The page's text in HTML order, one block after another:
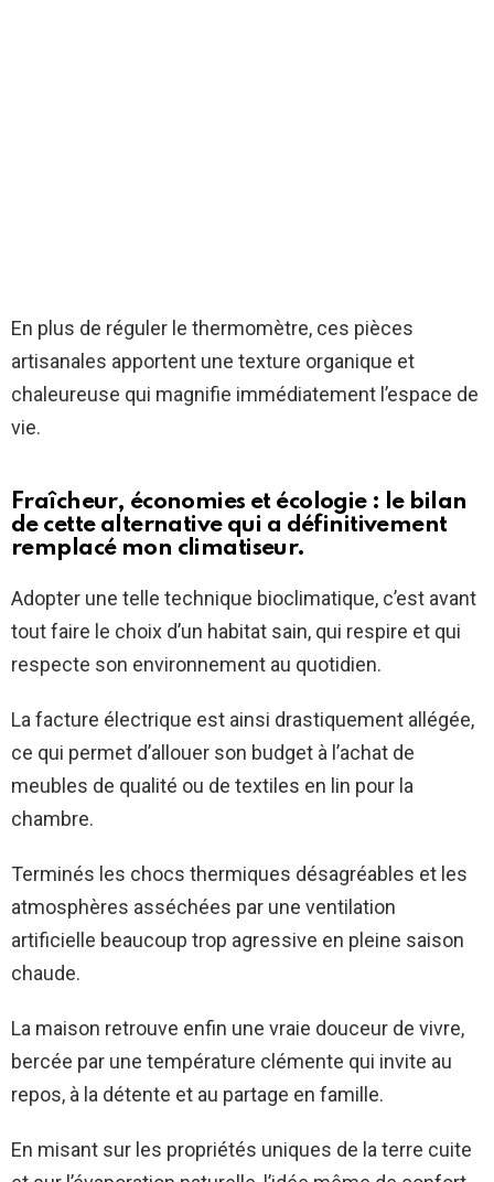
En plus de réguler le thermomètre, ces pièces
artisanales apportent une texture organique et
chaleureuse qui magnifie immédiatement l’espace de
vie.
Fraîcheur, économies et écologie : le bilan
de cette alternative qui a définitivement
remplacé mon climatiseur.
Adopter une telle technique bioclimatique, c’est avant
tout faire le choix d’un habitat sain, qui respire et qui
respecte son environnement au quotidien.
La facture électrique est ainsi drastiquement allégée,
ce qui permet d’allouer son budget à l’achat de
meubles de qualité ou de textiles en lin pour la
chambre.
Terminés les chocs thermiques désagréables et les
atmosphères asséchées par une ventilation
artificielle beaucoup trop agressive en pleine saison
chaude.
La maison retrouve enfin une vraie douceur de vivre,
bercée par une température clémente qui invite au
repos, à la détente et au partage en famille.
En misant sur les propriétés uniques de la terre cuite